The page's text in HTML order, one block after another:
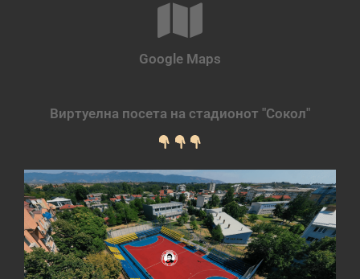
Google Maps
Виртуелна посета на стадионот "Сокол"